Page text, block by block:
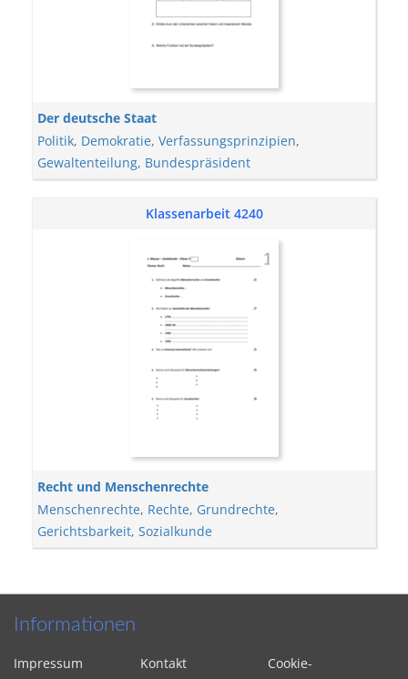
Der deutsche Staat
Politik, Demokratie, Verfassungsprinzipien,
Gewaltenteilung, Bundespräsident
Klassenarbeit 4240
Recht und Menschenrechte
Menschenrechte, Rechte, Grundrechte,
Gerichtsbarkeit, Sozialkunde
Informationen
Impressum Kontakt
Cookie-